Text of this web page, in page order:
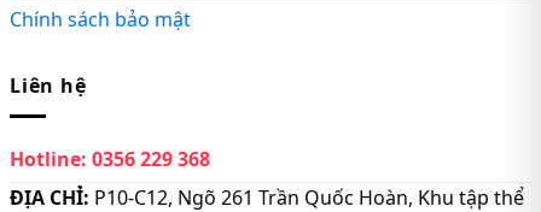
Chính sách bảo mật
Liên hệ
Hotline: 0356 229 368
ĐỊA CHỈ: P10-C12, Ngõ 261 Trần Quốc Hoàn, Khu tập thể